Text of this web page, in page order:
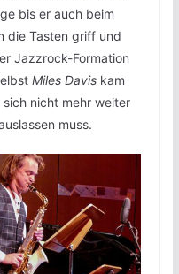
bis er auch beim
die Tasten griff und
Jazzrock-Formation
Miles Daviskam
nicht mehr weiter
muss.